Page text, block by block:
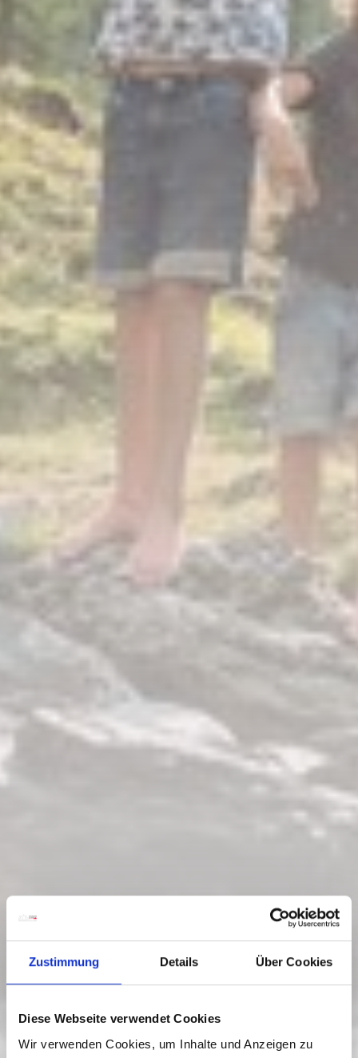
Zustimmung Details Über Cookies
Diese Webseite verwendet Cookies
Wir verwenden Cookies, um Inhalte und Anzeigen zu